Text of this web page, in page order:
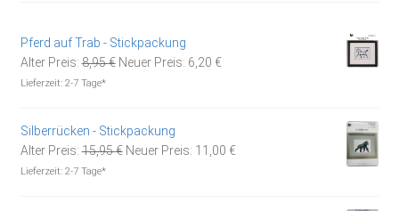
Pferd auf Trab - Stickpackung
Alter Preis: 8,95€ Ursprünglicher
Neuer Preis: 6,20 €Aktueller
Lieferzeit: 2-7 Tage*
Silberrücken - Stickpackung
Alter Preis: 15,95€ Ursprünglicher
Neuer Preis: 11,00 €Aktueller
Lieferzeit: 2-7 Tage*